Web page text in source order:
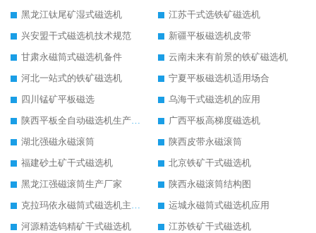
黑龙江钛尾矿湿式磁选机
江苏干式选铁矿磁选机
兴安盟干式磁选机技术规范
新疆平板磁选机皮带
甘肃永磁筒式磁选机备件
云南未来有前景的铁矿磁选机
河北一站式的铁矿磁选机
宁夏平板磁选机适用场合
四川锰矿平板磁选
乌海干式磁选机的应用
陕西平板全自动磁选机生产厂家
广西平板高梯度磁选机
湖北强磁永磁滚筒
陕西皮带永磁滚筒
福建砂土矿干式磁选机
北京铁矿干式磁选机
黑龙江强磁滚筒生产厂家
陕西永磁滚筒结构图
克拉玛依永磁筒式磁选机主要技术参数
运城永磁筒式磁选机应用
河源精选钨精矿干式磁选机
江苏铁矿干式磁选机